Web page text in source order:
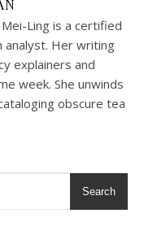
Ling is a certified
Her writing
explainers and
week. She unwinds
obscure tea
Search